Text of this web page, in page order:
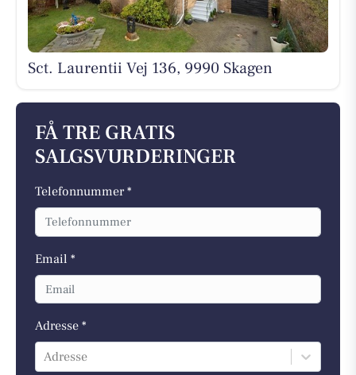
Sct. Laurentii Vej 136, 9990 Skagen
FÅ TRE GRATIS
SALGSVURDERINGER
Telefonnummer *
Email *
Adresse *
Adresse